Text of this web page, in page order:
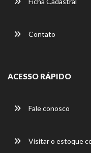
Contato
ACESSO RÁPIDO
Fale conosco
Visitar o estoque